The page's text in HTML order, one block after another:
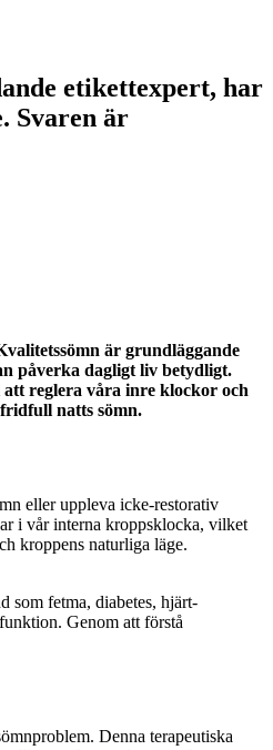
etikettexpert, har
Svaren är
är grundläggande
påverka dagligt liv betydligt.
reglera våra inre klockor och
natts sömn.
eller uppleva icke-restorativ
i vår interna kroppsklocka, vilket
kroppens naturliga läge.
som fetma, diabetes, hjärt-
Genom att förstå
Denna terapeutiska